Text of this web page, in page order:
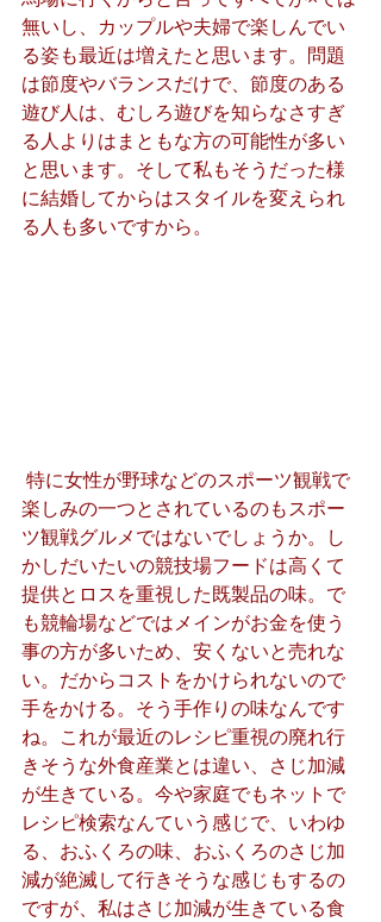
無いし、カップルや夫婦で楽しんでい
る姿も最近は増えたと思います。問題
は節度やバランスだけで、節度のある
遊び人は、むしろ遊びを知らなさすぎ
る人よりはまともな方の可能性が多い
と思います。そして私もそうだった様
に結婚してからはスタイルを変えられ
る人も多いですから。
楽しみの一つとされているのもスポー
ツ観戦グルメではないでしょうか。し
かしだいたいの競技場フードは高くて
提供とロスを重視した既製品の味。で
も競輪場などではメインがお金を使う
事の方が多いため、安くないと売れな
い。だからコストをかけられないので
手をかける。そう手作りの味なんです
ね。これが最近のレシピ重視の廃れ行
きそうな外食産業とは違い、さじ加減
が生きている。今や家庭でもネットで
レシピ検索なんていう感じで、いわゆ
る、おふくろの味、おふくろのさじ加
減が絶滅して行きそうな感じもするの
ですが、私はさじ加減が生きている食